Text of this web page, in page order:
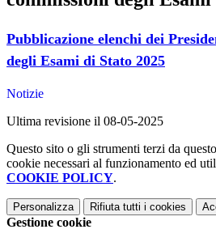
Pubblicazione elenchi dei
degli Esami di Stato 2025
Notizie
Ultima revisione il 08-05-2025
Questo sito o gli strumenti terzi da
cookie necessari al funzionamento ed
COOKIE POLICY.
Personalizza Rifiuta tutti i cookies
Gestione cookie